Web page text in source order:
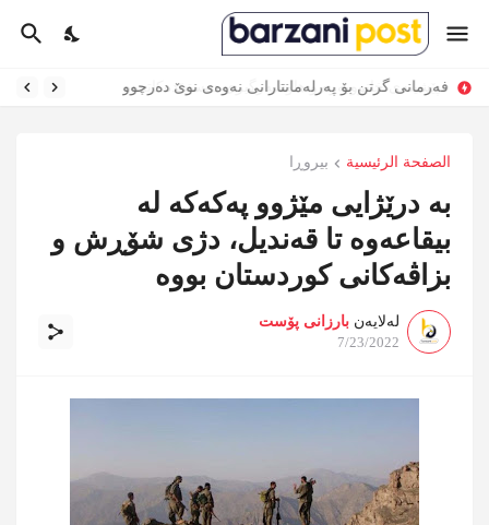
فەرمانی گرتن بۆ پەرلەمانتارانی نەوەی نوێ دەرچوو
الصفحة الرئيسية بیروڕا
بە درێژایی مێژوو پەکەکە لە
بیقاعەوە تا قەندیل، دژی شۆڕش و
بزاڤەكانی كوردستان بووە
لەلایەن بارزانی پۆست
7/23/2022